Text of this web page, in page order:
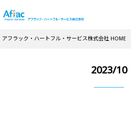
アフラック・ハートフル・サービス株式会社 HOME
2023/10